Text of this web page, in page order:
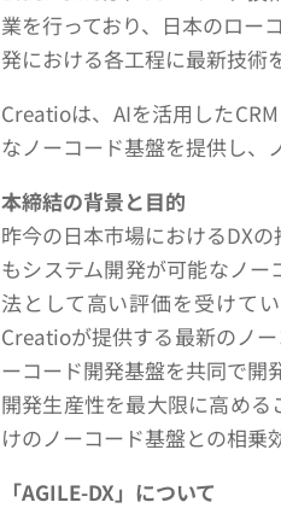
業を行っており、日本のロー
発における各工程に最新技術
Creatioは、AIを活用した
なノーコード基盤を提供し、
本締結の背景と目的
昨今の日本市場におけるDX
もシステム開発が可能なノ
法として高い評価を受けて
Creatioが提供する最新のノ
ーコード開発基盤を共同で開
開発生産性を最大限に高め
けのノーコード基盤との相乗
「AGILE-DX 」について